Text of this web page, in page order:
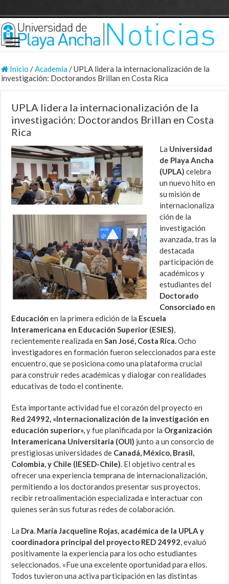
Inicio /Academia/UPLA lidera la internacionalización de la
investigación: Doctorandos Brillan en Costa Rica
UPLA lidera la internacionalización de la
investigación: Doctorandos Brillan en Costa
Rica
La Universidad
de Playa Ancha
(UPLA) celebra
un nuevo hito en
su misión de
internacionaliza
ción de la
investigación
avanzada, tras la
destacada
participación de
académicos y
estudiantes del
Doctorado
Consorciado en
Educación en la primera edición de la Escuela
Interamericana en Educación Superior (ESIES),
recientemente realizada enSan José, Costa Rica.Ocho
investigadores en formación fueron seleccionados para este
encuentro, que se posiciona como una plataforma crucial
para construir redes académicas y dialogar con realidades
educativas de todo el continente.
Esta importante actividad fue el corazón del proyecto en
Red 24992, «Internacionalización de la investigación en
educación superior»,y fue planificada por la Organización
Interamericana Universitaria (OUI) junto a un consorcio de
prestigiosas universidades de Canadá, México, Brasil,
Colombia, y Chile (IESED-Chile). El objetivo central es
ofrecer una experiencia temprana de internacionalización,
permitiendo a los doctorandos presentar sus proyectos,
recibir retroalimentación especializada e interactuar con
quienes serán sus futuras redes de colaboración.
La Dra. María Jacqueline Rojas, académica de la UPLA y
coordinadora principal del proyecto RED 24992, evaluó
positivamente la experiencia para los ocho estudiantes
seleccionados. «Fue una excelente oportunidad para ellos.
Todos tuvieron una activa participación en las distintas